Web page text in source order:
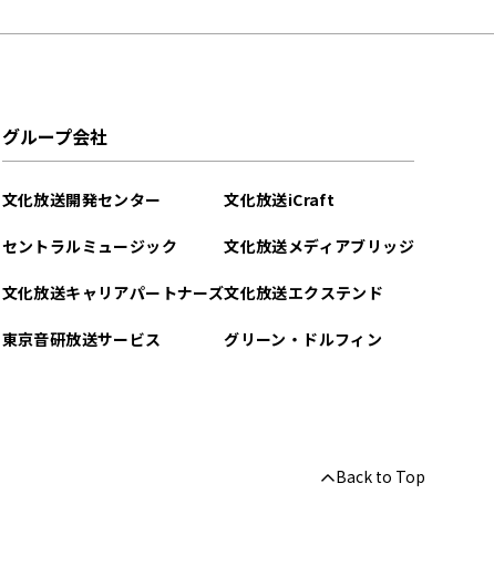
グループ会社
文化放送開発センター
セントラルミュージック
文化放送キャリアパートナーズ
東京音研放送サービス
文化放送iCraft
文化放送メディアブリッジ
文化放送エクステンド
グリーン・ドルフィン
Back to Top